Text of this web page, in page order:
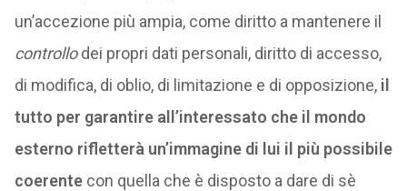
un’accezione più ampia, come diritto a mantenere il
controllodei propri dati personali, diritto di accesso,
di modifica, di oblio, di limitazione e di opposizione, il
tutto per garantire all’interessato che il mondo
esterno rifletterà un’immagine di lui il più possibile
coerentecon quella che è disposto a dare di sè